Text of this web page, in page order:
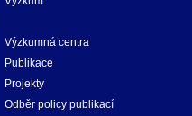
Výzkumná centra
Publikace
Projekty
Odběr policy publikací